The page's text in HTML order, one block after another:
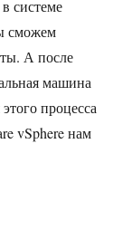
системе
сможем
А после
машина
процесса
vSphere нам